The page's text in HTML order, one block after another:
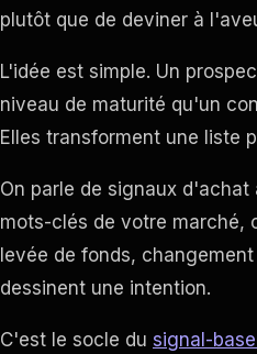
plutôt que de deviner à
L'idée est simple. Un
niveau de maturité qu'un
Elles transforment une liste
On parle de signaux
mots-clés de votre marché,
levée de fonds,
dessinent une intention.
C'est le socle du signal-